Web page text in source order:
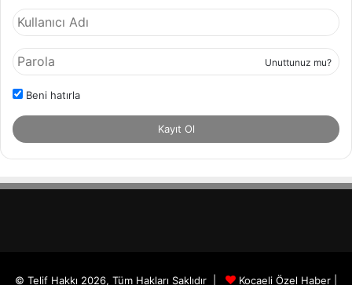
Unuttunuz mu?
Beni hatırla
Kayıt Ol
© Telif Hakkı 2026, Tüm Hakları Saklıdır | Kocaeli Özel Haber